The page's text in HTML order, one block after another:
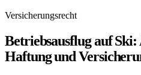
Versicherungsrecht
Betriebsausflug auf
Haftung und